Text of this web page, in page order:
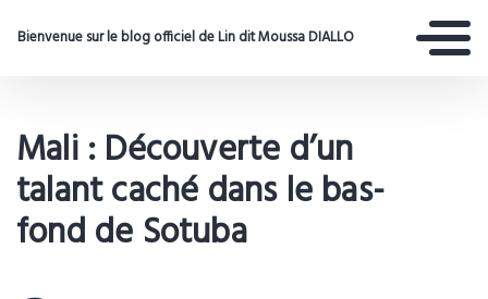
Bienvenue sur le blog officiel de Lin dit Moussa DIALLO
Mali : Découverte d’un
talant caché dans le bas-
fond de Sotuba